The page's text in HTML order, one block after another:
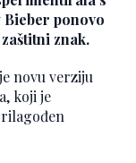
ponovo
znak.
novu verziju
koji je